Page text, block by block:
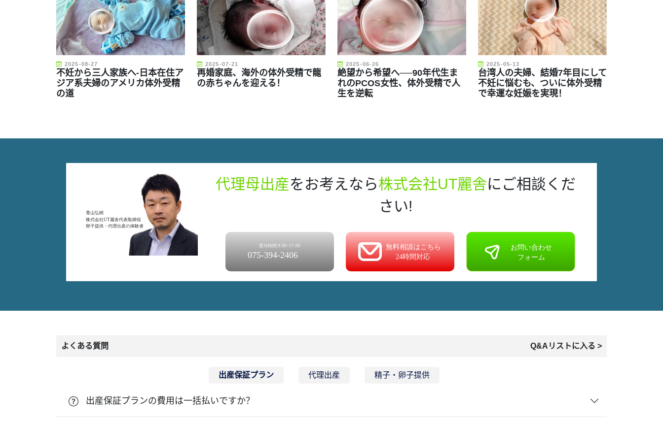
2025-08-27
不妊から三人家族へ-日本在住ア
ジア系夫婦のアメリカ体外受精
の道
2025-07-21
再婚家庭、海外の体外受精で龍
の赤ちゃんを迎える！
2025-06-26
絶望から希望へ──90年代生ま
れのPCOS女性、体外受精で人
生を逆転
2025-05-13
台湾人の夫婦、結婚7年目にして
不妊に悩むも、ついに体外受精
で幸運な妊娠を実現！
代理母出産をお考えなら株式会社U T麗舎に ご相談く だ
さ い !
よくある質問 Q&Aリストに入る >
出産保証プラン 代理出産 精子・卵子提供
出産保証プランの費用は一括払いですか？